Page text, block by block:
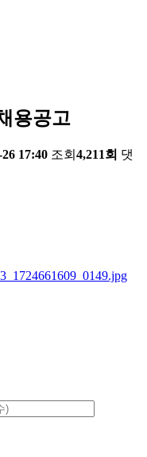
용공고
17:40 조회 4,211회 댓